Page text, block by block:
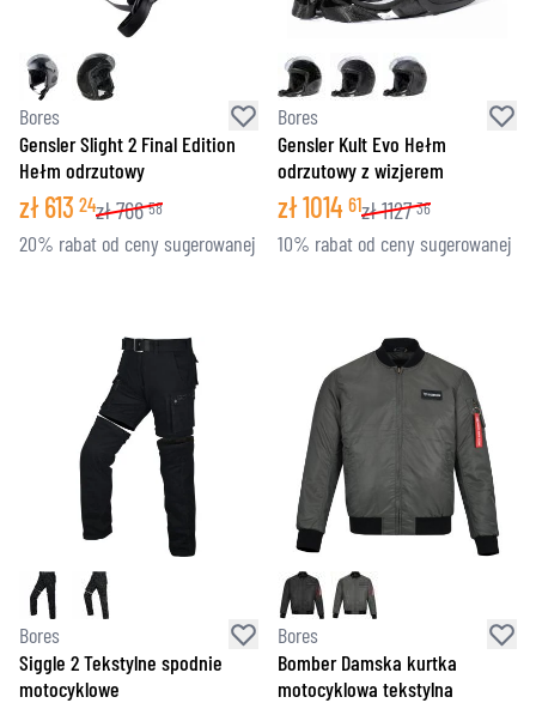
Bores
Gensler Slight 2 Final Edition
Hełm odrzutowy
zł613 24zł766 58
20% rabat od ceny sugerowanej
Bores
Gensler Kult Evo Hełm
odrzutowy z wizjerem
zł1014 61zł1127 36
10% rabat od ceny sugerowanej
Bores
Siggle 2 Tekstylne spodnie
motocyklowe
Bores
Bomber Damska kurtka
motocyklowa tekstylna